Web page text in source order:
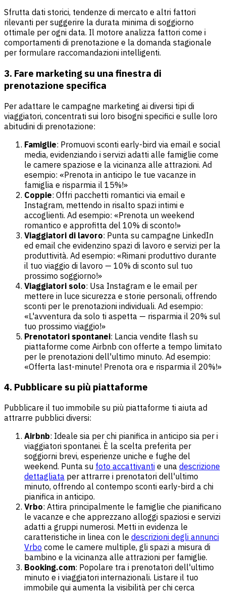
Sfrutta dati storici, tendenze di mercato e altri fattori
rilevanti per suggerire la durata minima di soggiorno
ottimale per ogni data. Il motore analizza fattori come i
comportamenti di prenotazione e la domanda stagionale
per formulare raccomandazioni intelligenti.
3. Fare marketing su una finestra di
prenotazione specifica
Per adattare le campagne marketing ai diversi tipi di
viaggiatori, concentrati sui loro bisogni specifici e sulle loro
abitudini di prenotazione:
Famiglie: Promuovi sconti early-bird via email e social
media, evidenziando i servizi adatti alle famiglie come
le camere spaziose e la vicinanza alle attrazioni. Ad
esempio: «Prenota in anticipo le tue vacanze in
famiglia e risparmia il 15%!»
Coppie: Offri pacchetti romantici via email e
Instagram, mettendo in risalto spazi intimi e
accoglienti. Ad esempio: «Prenota un weekend
romantico e approfitta del 10% di sconto!»
Viaggiatori di lavoro: Punta su campagne LinkedIn
ed email che evidenzino spazi di lavoro e servizi per la
produttività. Ad esempio: «Rimani produttivo durante
il tuo viaggio di lavoro — 10% di sconto sul tuo
prossimo soggiorno!»
Viaggiatori solo: Usa Instagram e le email per
mettere in luce sicurezza e storie personali, offrendo
sconti per le prenotazioni individuali. Ad esempio:
«L'avventura da solo ti aspetta — risparmia il 20% sul
tuo prossimo viaggio!»
Prenotatori spontanei: Lancia vendite flash su
piattaforme come Airbnb con offerte a tempo limitato
per le prenotazioni dell'ultimo minuto. Ad esempio:
«Offerta last-minute! Prenota ora e risparmia il 20%!»
4. Pubblicare su più piattaforme
Pubblicare il tuo immobile su più piattaforme ti aiuta ad
attrarre pubblici diversi:
Airbnb: Ideale sia per chi pianifica in anticipo sia per i
viaggiatori spontanei. È la scelta preferita per
soggiorni brevi, esperienze uniche e fughe del
weekend. Punta su foto accattivanti e una descrizione
dettagliata per attrarre i prenotatori dell'ultimo
minuto, offrendo al contempo sconti early-bird a chi
pianifica in anticipo.
Vrbo: Attira principalmente le famiglie che pianificano
le vacanze e che apprezzano alloggi spaziosi e servizi
adatti a gruppi numerosi. Metti in evidenza le
caratteristiche in linea con le descrizioni degli annunci
Vrbo come le camere multiple, gli spazi a misura di
bambino e la vicinanza alle attrazioni per famiglie.
Booking.com: Popolare tra i prenotatori dell'ultimo
minuto e i viaggiatori internazionali. Listare il tuo
immobile qui aumenta la visibilità per chi cerca